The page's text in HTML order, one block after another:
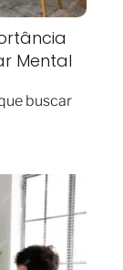
Mental
buscar